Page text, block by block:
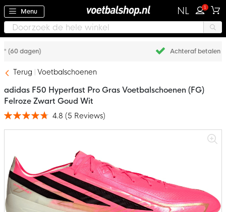
Menu NL 1
Achteraf betalen met Klarna
Terug Voetbalschoenen
einde
van
de
afbeeldingen-
gallerij
adidas F50 Hyperfast Pro Gras Voetbalschoenen (FG)
Felroze Zwart Goud Wit
Waardering: 4.8 (5 Reviews)